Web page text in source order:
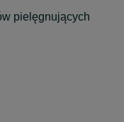
pielęgnujących